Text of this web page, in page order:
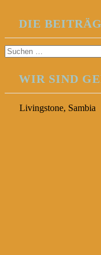
DIE
Suchen
nach:
WIR SIND
Livingstone, Sambia